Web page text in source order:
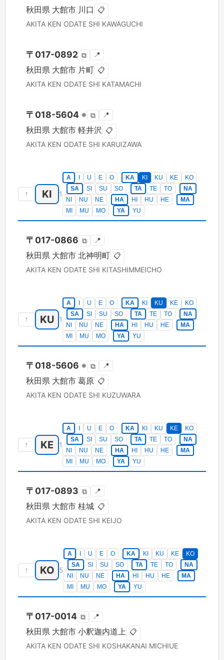
秋田県 大館市 川口 📋
AKITA KEN ODATE SHI KAWAGUCHI
〒 017-0892 ⧉ 📍
秋田県 大館市 片町 📋
AKITA KEN ODATE SHI KATAMACHI
〒 018-5604 ※ ⧉ 📍
秋田県 大館市 軽井沢 📋
AKITA KEN ODATE SHI KARUIZAWA
↑ KI 1
A U E O KA KI KU KE
KO
SA
SI SU SO TA TE TO
NA
NI
NU NE HA HI HU HE
MA
MI
MU MO YA YU
〒 017-0866 ⧉ 📍
秋田県 大館市 北神明町 📋
AKITA KEN ODATE SHI KITASHIMMEICHO
↑ KU 1
A U E O KA KI KU KE
KO
SA
SI SU SO TA TE TO
NA
NI
NU NE HA HI HU HE
MA
MI
MU MO YA YU
〒 018-5606 ※ ⧉ 📍
秋田県 大館市 葛原 📋
AKITA KEN ODATE SHI KUZUWARA
↑ KE 1
A U E O KA KI KU KE
KO
SA
SI SU SO TA TE TO
NA
NI
NU NE HA HI HU HE
MA
MI
MU MO YA YU
〒 017-0893 ⧉ 📍
秋田県 大館市 桂城 📋
AKITA KEN ODATE SHI KEIJO
↑ KO 5
A U E O KA KI KU KE
KO
SA
SI SU SO TA TE TO
NA
NI
NU NE HA HI HU HE
MA
MI
MU MO YA YU
〒 017-0014 ⧉ 📍
秋田県 大館市 小釈迦内道上 📋
AKITA KEN ODATE SHI KOSHAKANAI MICHIUE